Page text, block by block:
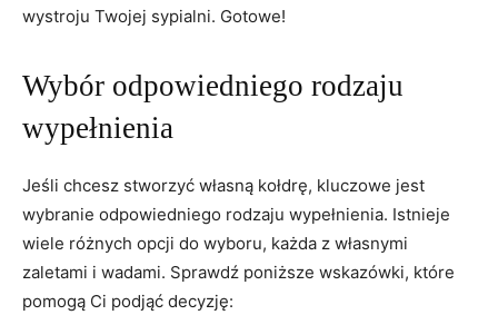
wystroju Twojej sypialni. Gotowe!
Wybór odpowiedniego ‍rodzaju
wypełnienia
Jeśli chcesz stworzyć własną kołdrę, kluczowe jest
wybranie ​odpowiedniego rodzaju wypełnienia. Istnieje
wiele różnych opcji do wyboru, ⁤każda z własnymi⁣
zaletami i ‌wadami. ⁣Sprawdź poniższe wskazówki, które
pomogą⁤ Ci podjąć⁤ decyzję: